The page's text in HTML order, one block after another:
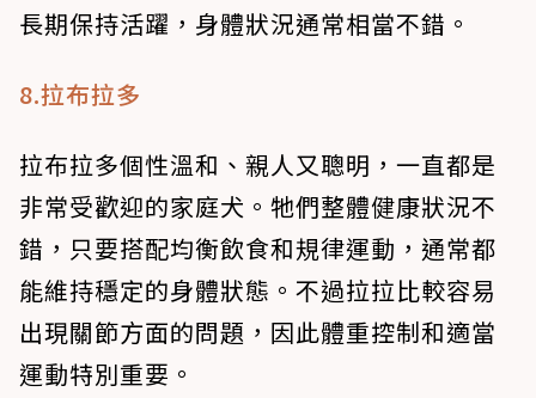
長期保持活躍，身體狀況通常相當不錯。
8.拉布拉多
拉布拉多個性溫和、親人又聰明，一直都是
非常受歡迎的家庭犬。牠們整體健康狀況不
錯，只要搭配均衡飲食和規律運動，通常都
能維持穩定的身體狀態。不過拉拉比較容易
出現關節方面的問題，因此體重控制和適當
運動特別重要。